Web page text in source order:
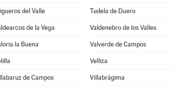
del Valle Tudela de Duero
de la Vega Valdenebro de los Valles
la Buena Valverde de Campos
Velliza
de Campos Villabrágima